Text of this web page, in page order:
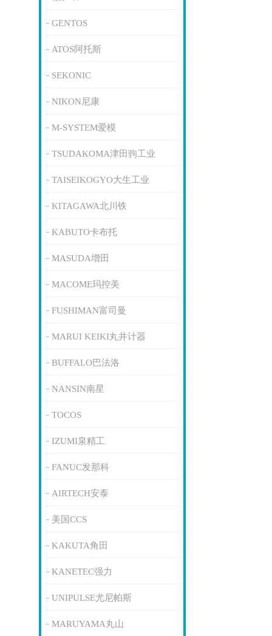
GENTOS
ATOS阿托斯
SEKONIC
NIKON尼康
M-SYSTEM爱模
TSUDAKOMA津田驹工业
TAISEIKOGYO大生工业
KITAGAWA北川铁
KABUTO卡布托
MASUDA增田
MACOME玛控美
FUSHIMAN富司曼
MARUI KEIKI丸井计器
BUFFALO巴法洛
NANSIN南星
TOCOS
IZUMI泉精工
FANUC发那科
AIRTECH安泰
美国CCS
KAKUTA角田
KANETEC强力
UNIPULSE尤尼帕斯
MARUYAMA丸山